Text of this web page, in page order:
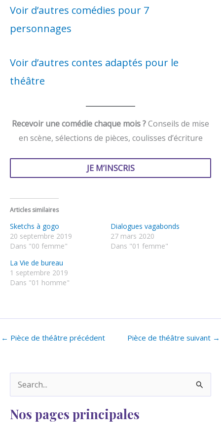
Voir d’autres comédies pour 7
personnages
Voir d’autres contes adaptés pour le
théâtre
Recevoir une comédie chaque mois ?Conseils de mise
en scène, sélections de pièces, coulisses d’écriture
JE M’INSCRIS
Articles similaires
Sketchs à gogo
20 septembre 2019
Dans "00 femme"
Dialogues vagabonds
27 mars 2020
Dans "01 femme"
La Vie de bureau
1 septembre 2019
Dans "01 homme"
← Pièce de théâtre précédent Pièce de théâtre suivant →
e
c
Nos pages principales